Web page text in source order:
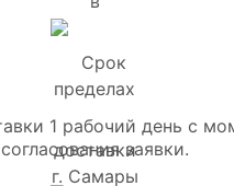
1 рабочий день с
согласования заявки.